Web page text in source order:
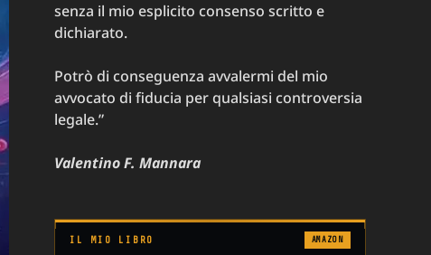
senza il mio esplicito consenso scritto e
dichiarato.
Potrò di conseguenza avvalermi del mio
avvocato di fiducia per qualsiasi controversia
legale.”
Valentino F. Mannara
IL MIO LIBRO AMAZON